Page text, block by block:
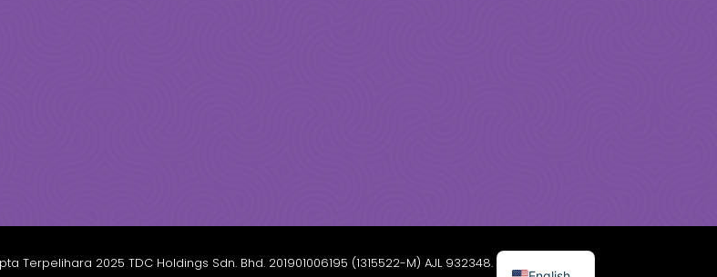
Terpelihara 2025 TDC Holdings Sdn. Bhd. 201901006195 (1315522-M) AJL 932348.